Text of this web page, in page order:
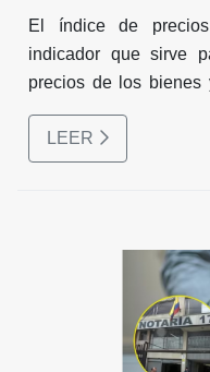
El índice de
indicador que sirve
precios de los bienes
del gasto de
nos aporta
el país. Este año fue
LEER